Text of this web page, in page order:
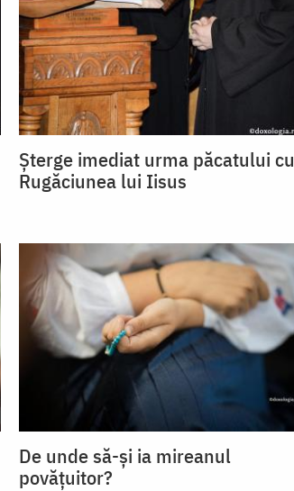
Șterge imediat urma păcatului cu
Rugăciunea lui Iisus
De unde să-și ia mireanul
povățuitor?